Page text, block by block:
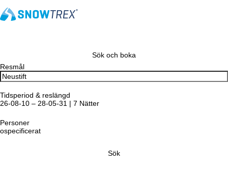
Sök och boka
Resmål
Tidsperiod & reslängd
26-08-10 – 28-05-31 | 7 Nätter
Personer
ospecificerat
Sök